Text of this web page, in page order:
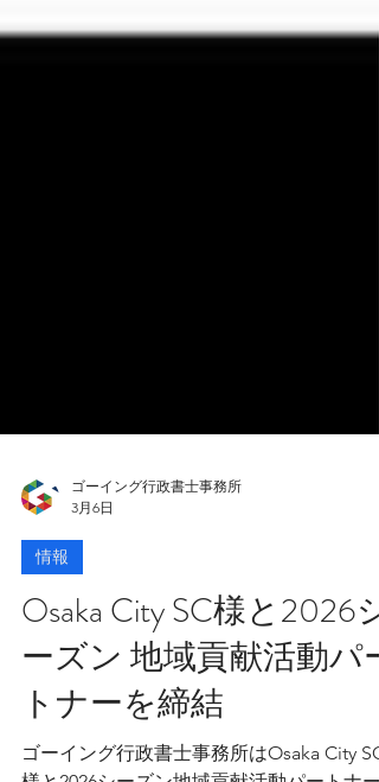
ゴーイング行政書士事務所
情報
Osaka City SC様と2026シ
ーズン 地域貢献活動パー
トナーを締結